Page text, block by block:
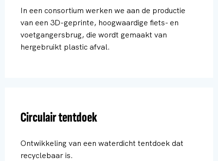
In een consortium werken we aan de productie
van een 3D-geprinte, hoogwaardige fiets- en
voetgangersbrug, die wordt gemaakt van
hergebruikt plastic afval.
Circulair tentdoek
Ontwikkeling van een waterdicht tentdoek dat
recyclebaar is.